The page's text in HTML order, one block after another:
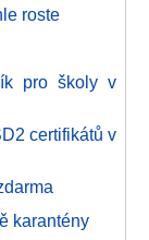
roste
pro školy v
certifikátů v
karantény